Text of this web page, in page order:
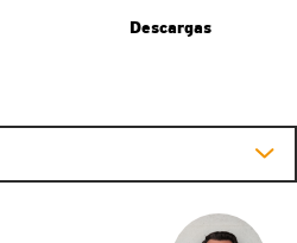
Descargas